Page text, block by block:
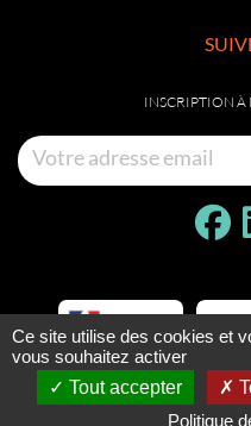
INSCRIPTION À
Ce site utilise des cookies et
vous souhaitez activer
Tout accepter
Politique